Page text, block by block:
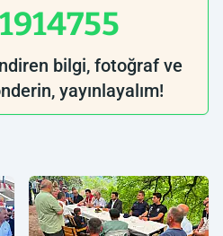
bilgi, fotoğraf ve
yayınlayalım!